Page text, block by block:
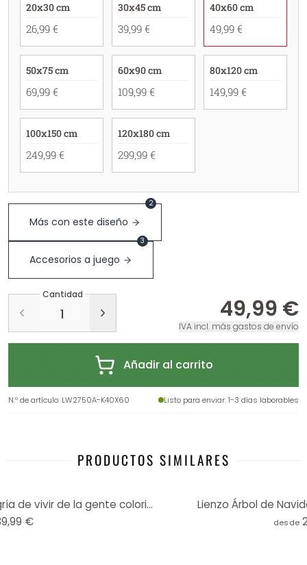
20x30 cm
26,99 €
30x45 cm
39,99 €
40x60 cm
49,99 €
50x75 cm
69,99 €
60x90 cm
109,99 €
80x120 cm
149,99 €
100x150 cm
249,99 €
120x180 cm
299,99 €
Más con este diseño
2
Accesorios a juego
3
Cantidad
49,99 €
IVA incl. más gastos de envío
Añadir al carrito
N.º de artículo: LW2750A-K40X60 Listo para enviar: 1-3 días laborables
PRODUCTOS SIMILARES
Cuadro Lienzo Treechild - Alegría de vivir de la gente colorida - Panorama
€
Lienzo Árbol de
desde